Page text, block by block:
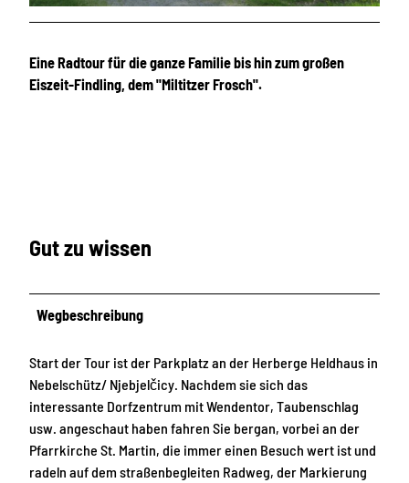
Eine Radtour für die ganze Familie bis hin zum großen
Eiszeit-Findling, dem "Miltitzer Frosch".
Gut zu wissen
Wegbeschreibung
Start der Tour ist der Parkplatz an der Herberge Heldhaus in
Nebelschütz/ Njebjelčicy. Nachdem sie sich das
interessante Dorfzentrum mit Wendentor, Taubenschlag
usw. angeschaut haben fahren Sie bergan, vorbei an der
Pfarrkirche St. Martin, die immer einen Besuch wert ist und
radeln auf dem straßenbegleiten Radweg, der Markierung